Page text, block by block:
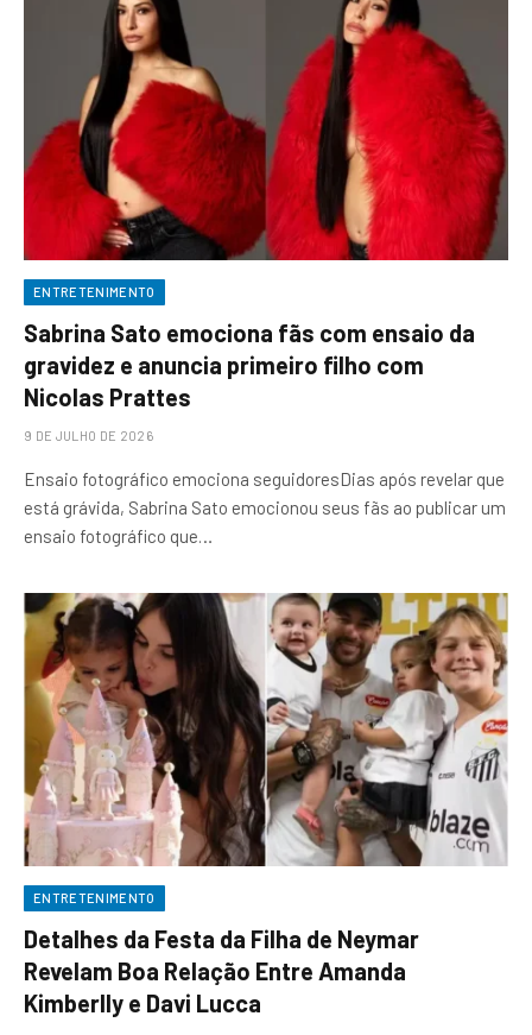
ENTRETENIMENTO
Sabrina Sato emociona fãs com ensaio da
gravidez e anuncia primeiro filho com
Nicolas Prattes
9 DE JULHO DE 2026
Ensaio fotográfico emociona seguidoresDias após revelar que
está grávida, Sabrina Sato emocionou seus fãs ao publicar um
ensaio fotográfico que…
ENTRETENIMENTO
Detalhes da Festa da Filha de Neymar
Revelam Boa Relação Entre Amanda
Kimberlly e Davi Lucca